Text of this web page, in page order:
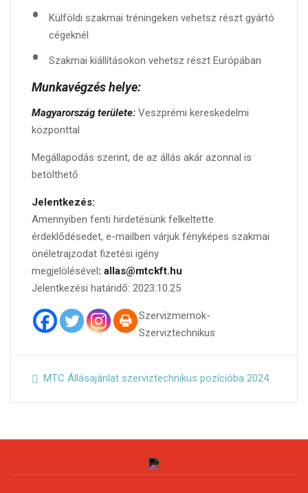
Külföldi szakmai tréningeken vehetsz részt gyártó
cégeknél
Szakmai kiállításokon vehetsz részt Európában
Munkavégzés helye:
Magyarország területe: Veszprémi kereskedelmi
központtal
Megállapodás szerint, de az állás akár azonnal is
betölthető
Jelentkezés:
Amennyiben fenti hirdetésünk felkeltette
érdeklődésedet, e-mailben várjuk fényképes szakmai
önéletrajzodat fizetési igény
megjelölésével: allas@mtckft.hu
Jelentkezési határidő: 2023.10.25
Szervizmernok-
Szerviztechnikus
MTC Állásajánlat szerviztechnikus pozícióba 2024